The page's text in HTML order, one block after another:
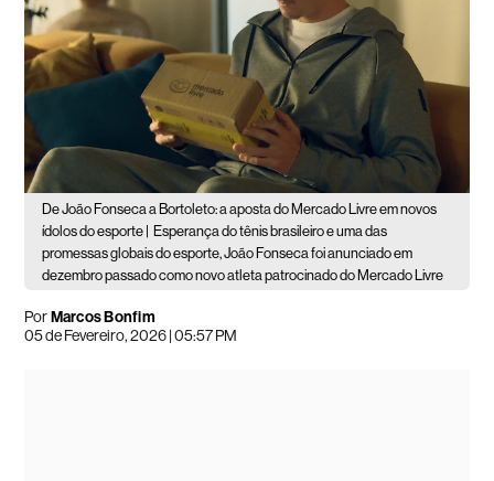
De João Fonseca a Bortoleto: a aposta do Mercado Livre em novos
ídolos do esporte |
Esperança do tênis brasileiro e uma das
promessas globais do esporte, João Fonseca foi anunciado em
dezembro passado como novo atleta patrocinado do Mercado Livre
PorMarcos Bonfim
05 de Fevereiro, 2026 | 05:57 PM